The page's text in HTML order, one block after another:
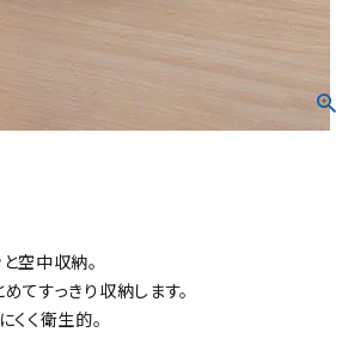
空中収納。
てすっきり収納します。
くく衛生的。